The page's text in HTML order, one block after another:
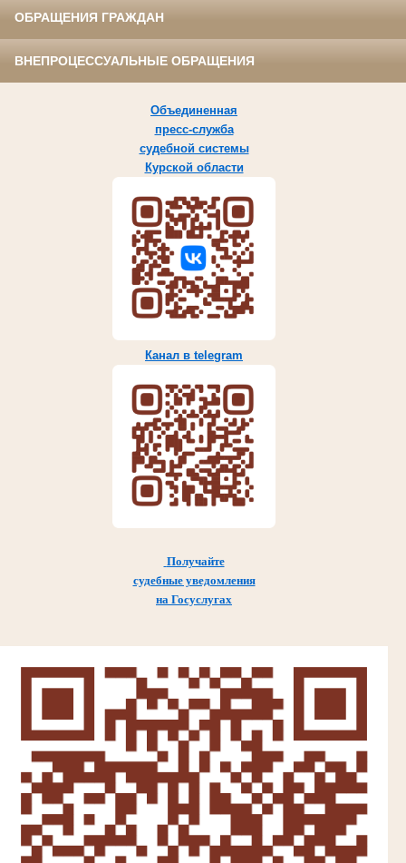
ОБРАЩЕНИЯ ГРАЖДАН
ВНЕПРОЦЕССУАЛЬНЫЕ ОБРАЩЕНИЯ
Объединенная
пресс-служба
судебной системы
Курской области
Канал в telegram
Получайте
судебные уведомления
на Госуслугах